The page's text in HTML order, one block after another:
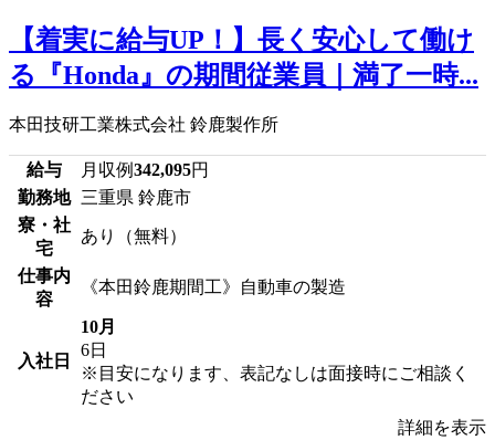
【着実に給与UP！】長く安心して働け
る『Honda』の期間従業員｜満了一時...
本田技研工業株式会社 鈴鹿製作所
給与 月収例342,095円
勤務地 三重県 鈴鹿市
寮・社
宅
あり（無料）
仕事内
容
《本田鈴鹿期間工》自動車の製造
入社日
10月
6日
※目安になります、表記なしは面接時にご相談く
ださい
詳細を表示